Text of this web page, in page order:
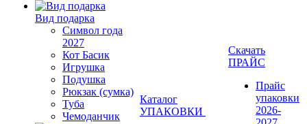
Вид подарка
Символ года
2027
Кот Басик
Игрушка
Подушка
Рюкзак (сумка)
Туба
Чемоданчик
Каталог
УПАКОВКИ
Скачать
ПРАЙС
Прайс
упаковки
2026-